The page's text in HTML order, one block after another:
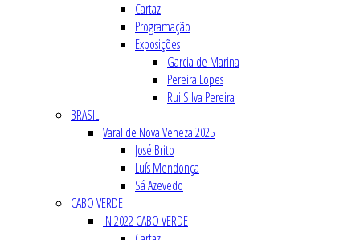
Cartaz
Programação
Exposições
Garcia de Marina
Pereira Lopes
Rui Silva Pereira
BRASIL
Varal de Nova Veneza 2025
José Brito
Luís Mendonça
Sá Azevedo
CABO VERDE
iN 2022 CABO VERDE